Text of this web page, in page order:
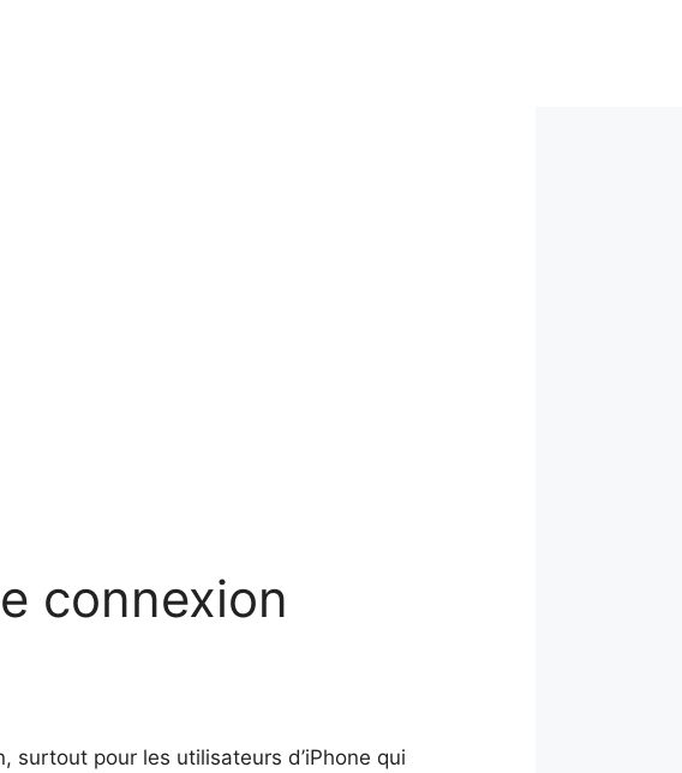
connexion
pour les utilisateurs d’iPhone qui